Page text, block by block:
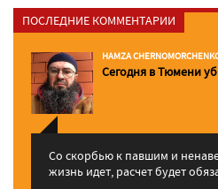
ПОСЛЕДНИЕ КОММЕНТАРИИ
HAMZA
Сегодня в Тюмени
Со скорбью к павшим и
жизнь идет, расчет будет